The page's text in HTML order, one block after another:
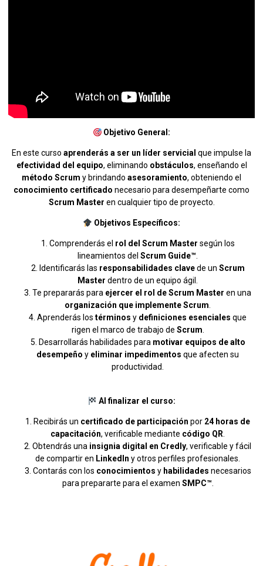
Objetivo General:
En este curso aprenderás a ser un líder servicial que impulse la
efectividad del equipo, eliminando obstáculos, enseñando el
método Scrum y brindando asesoramiento, obteniendo el
conocimiento certificado necesario para desempeñarte como
Scrum Master en cualquier tipo de proyecto.
Objetivos Específicos:
Comprenderás el rol del Scrum Master según los
lineamientos del Scrum Guide™.
Identificarás las responsabilidades clavede un Scrum
Master dentro de un equipo ágil.
Te prepararás para ejercer el rol de Scrum Master en una
organización que implemente Scrum.
Aprenderás los términos y definiciones esenciales que
rigen el marco de trabajo de Scrum.
Desarrollarás habilidades para motivar equipos de alto
desempeño y eliminar impedimentos que afecten su
productividad.
Al finalizar el curso:
Recibirás un certificado de participación por 24 horas de
capacitación, verificable mediante código QR.
Obtendrás una insignia digital en Credly, verificable y fácil
de compartir en LinkedIn y otros perfiles profesionales.
Contarás con los conocimientos y habilidades necesarios
para prepararte para el examen SMPC™.